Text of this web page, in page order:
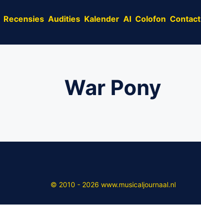
Recensies Audities Kalender AI Colofon Contact
War Pony
© 2010 - 2026 www.musicaljournaal.nl